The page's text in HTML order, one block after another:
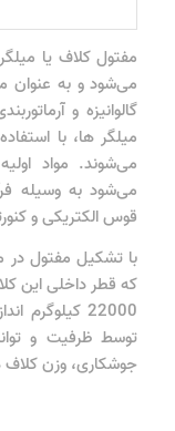
مفتول کلاف یا
می‌شود و به عنوان
گالوانیزه و
میلگر ها، با
می‌شوند. مواد
می‌شود به وسیله
قوس الکتریکی و
با تشکیل مفتول در
22000
توسط ظرفیت و
جوشکاری، وزن